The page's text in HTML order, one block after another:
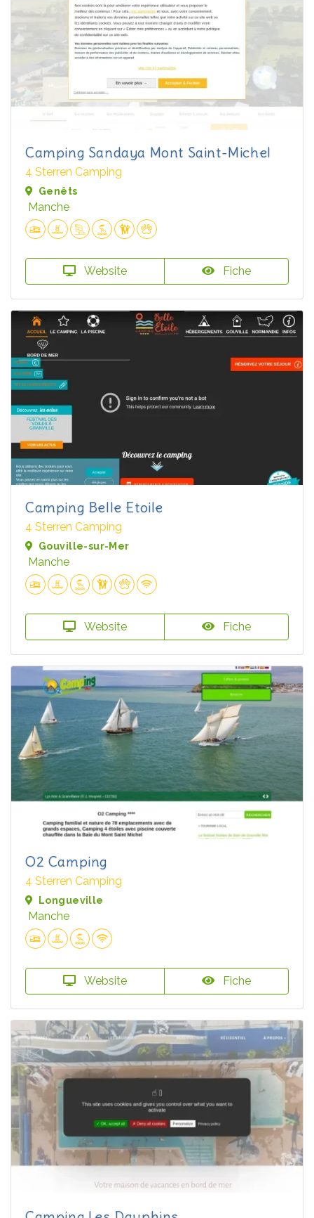
Camping Sandaya Mont Saint-Michel
4 Sterren Camping
Genêts
Manche
Website Fiche
Camping Belle Etoile
4 Sterren Camping
Gouville-sur-Mer
Manche
Website Fiche
O2 Camping
4 Sterren Camping
Longueville
Manche
Website Fiche